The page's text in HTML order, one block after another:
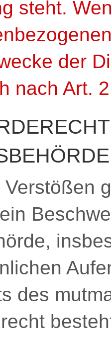
steht.
der
nach Art.
des